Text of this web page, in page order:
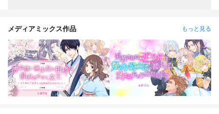
メディアミックス作品 もっと見る